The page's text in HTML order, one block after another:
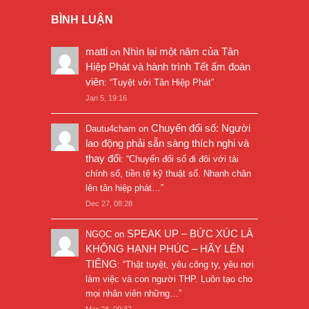
BÌNH LUẬN
matti on Nhìn lại một năm của Tân
Hiệp Phát và hành trình Tết ấm đoàn
viên: “Tuyệt vời Tân Hiệp Phát”
Jan 5, 19:16
Dautu4cham on Chuyển đổi số: Người
lao động phải sẵn sàng thích nghi và
thay đổi: “Chuyển đổi số đi đôi với tài
chính số, tiền tệ kỹ thuật số. Nhanh chân
lên tân hiệp phát… ”
Dec 27, 08:28
NGỌC on SPEAK UP – BỨC XÚC LÀ
KHÔNG HẠNH PHÚC – HÃY LÊN
TIẾNG: “Thật tuyệt, yêu công ty, yêu nơi
làm việc và con người THP. Luôn tạo cho
mọi nhân viên những… ”